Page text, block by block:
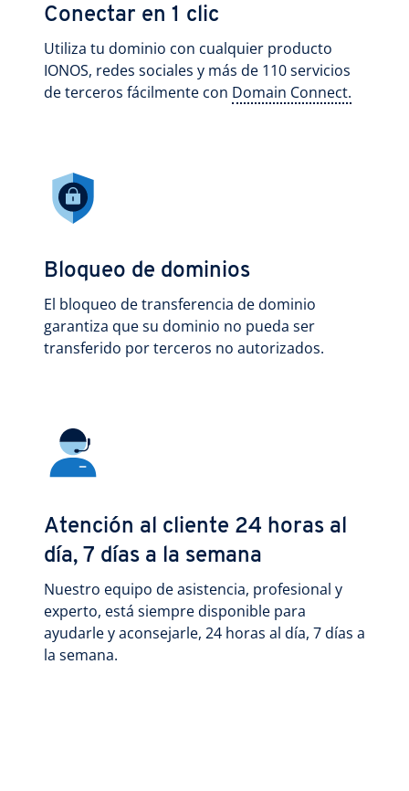
Conectar en 1 clic
Utiliza tu dominio con cualquier producto
IONOS, redes sociales y más de 110 servicios
de terceros fácilmente con Domain Connect.
Bloqueo de dominios
El bloqueo de transferencia de dominio
garantiza que su dominio no pueda ser
transferido por terceros no autorizados.
Atención al cliente 24 horas al
día, 7 días a la semana
Nuestro equipo de asistencia, profesional y
experto, está siempre disponible para
ayudarle y aconsejarle, 24 horas al día, 7 días a
la semana.